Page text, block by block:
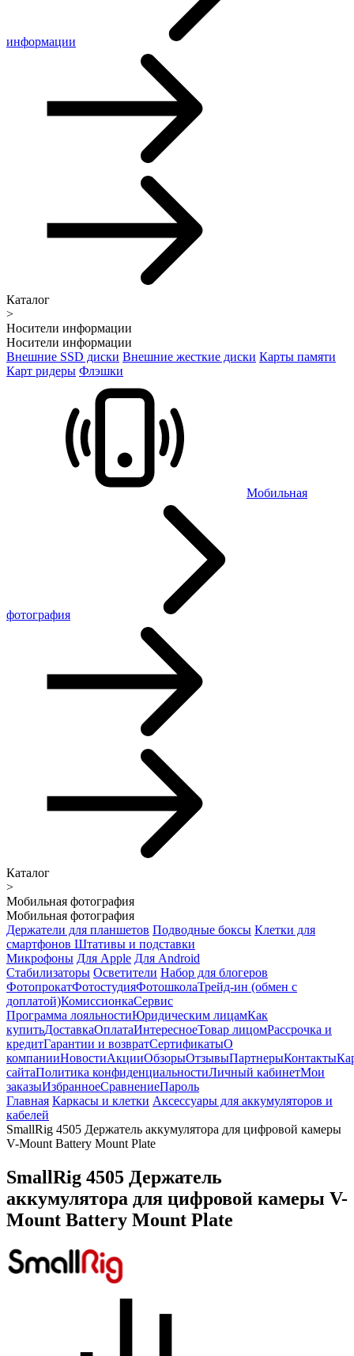
информации
Каталог
>
Носители информации
Носители информации
Внешние SSD диски Внешние жесткие диски Карты памяти
Карт ридеры Флэшки
Мобильная
фотография
Каталог
>
Мобильная фотография
Мобильная фотография
Держатели для планшетов Подводные боксы Клетки для
смартфонов Штативы и подставки
Микрофоны Для Apple Для Android
Стабилизаторы Осветители Набор для блогеров
ФотопрокатФотостудияФотошколаТрейд-ин (обмен с
доплатой)КомиссионкаСервис
Программа лояльностиЮридическим лицамКак
купитьДоставкаОплатаИнтересноеТовар лицомРассрочка и
кредитГарантии и возвратСертификатыО
компанииНовостиАкцииОбзорыОтзывыПартнерыКонтакты
сайтаПолитика конфиденциальностиЛичный кабинетМои
заказыИзбранноеСравнениеПароль
Главная Каркасы и клетки Аксессуары для аккумуляторов и
кабелей
SmallRig 4505 Держатель аккумулятора для цифровой камеры
V-Mount Battery Mount Plate
SmallRig 4505 Держатель
аккумулятора для цифровой камеры V-
Mount Battery Mount Plate